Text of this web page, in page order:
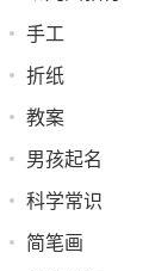
手工
折纸
教案
男孩起名
科学常识
简笔画